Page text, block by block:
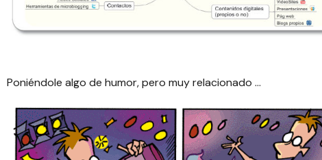
Poniéndole algo de humor, pero muy relacionado …